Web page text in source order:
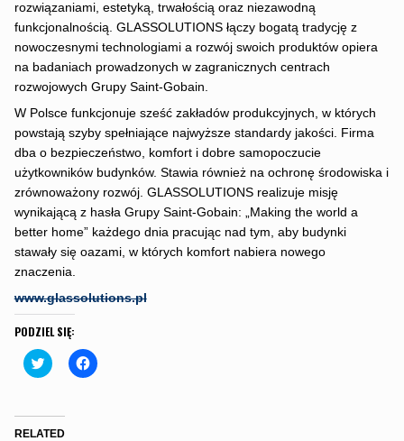
rozwiązaniami, estetyką, trwałością oraz niezawodną
funkcjonalnością. GLASSOLUTIONS łączy bogatą tradycję z
nowoczesnymi technologiami a rozwój swoich produktów opiera
na badaniach prowadzonych w zagranicznych centrach
rozwojowych Grupy Saint-Gobain.
W Polsce funkcjonuje sześć zakładów produkcyjnych, w których
powstają szyby spełniające najwyższe standardy jakości. Firma
dba o bezpieczeństwo, komfort i dobre samopoczucie
użytkowników budynków. Stawia również na ochronę środowiska i
zrównoważony rozwój. GLASSOLUTIONS realizuje misję
wynikającą z hasła Grupy Saint-Gobain: „Making the world a
better home” każdego dnia pracując nad tym, aby budynki
stawały się oazami, w których komfort nabiera nowego
znaczenia.
www.glassolutions.pl
PODZIEL SIĘ:
C
l
t
o
C
l
RELATED